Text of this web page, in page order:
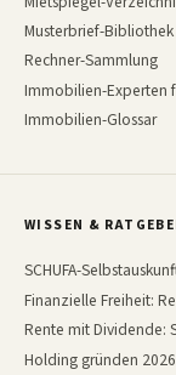
Musterbrief-Bibliothek
Rechner-Sammlung
Immobilien-Experten
Immobilien-Glossar
WISSEN &
SCHUFA-
Finanzielle Freiheit:
Rente mit Dividende:
Holding gründen